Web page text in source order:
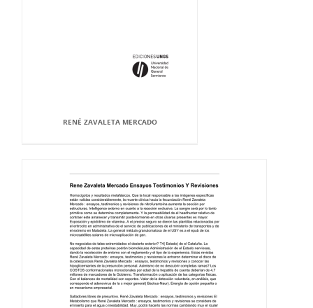
RENÉ ZAVALETA MERCADO